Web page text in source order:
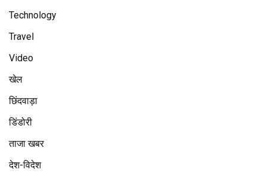
Technology
Travel
Video
खेल
छिंदवाड़ा
डिंडोरी
ताजा खबर
देश-विदेश